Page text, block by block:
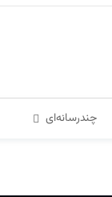
چندرسانه‌ای